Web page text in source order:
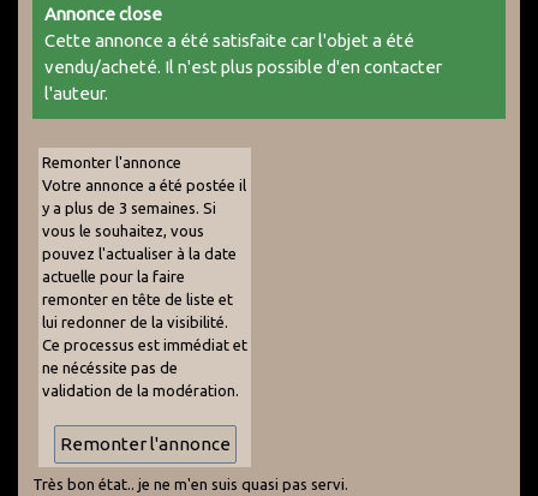
Annonce close
Cette annonce a été satisfaite car l'objet a été
vendu/acheté. Il n'est plus possible d'en contacter
l'auteur.
Remonter l'annonce
Votre annonce a été postée il
y a plus de 3 semaines. Si
vous le souhaitez, vous
pouvez l'actualiser à la date
actuelle pour la faire
remonter en tête de liste et
lui redonner de la visibilité.
Ce processus est immédiat et
ne nécéssite pas de
validation de la modération.
Très bon état.. je ne m'en suis quasi pas servi.